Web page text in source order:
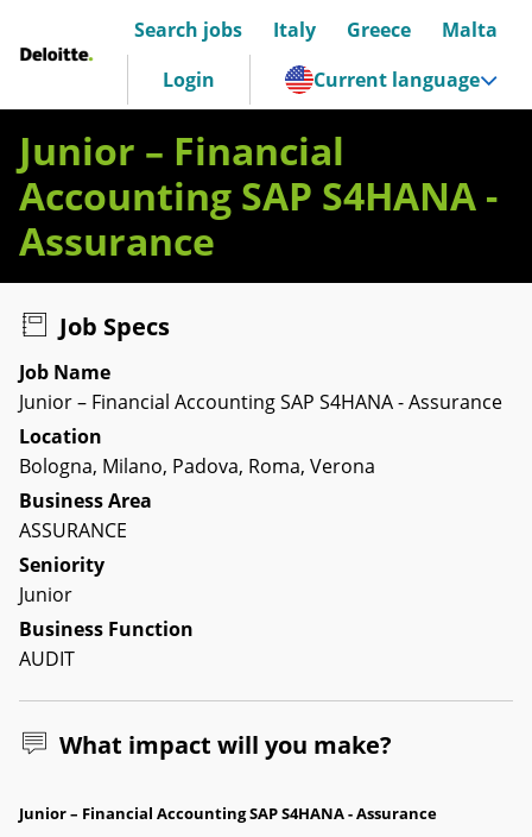
Deloitte Italia
Search jobs Italy Greece
Malta
Login
Current language
Junior – Financial
Accounting SAP S4HANA -
Assurance
Job Specs
Job Name
Junior – Financial Accounting SAP S4HANA - Assurance
Location
Bologna, Milano, Padova, Roma, Verona
Business Area
ASSURANCE
Seniority
Junior
Business Function
AUDIT
What impact will you make?
Junior – Financial Accounting SAP S4HANA - Assurance